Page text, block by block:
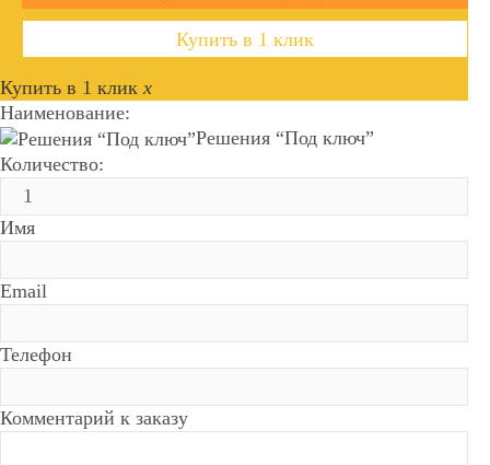
Купить в 1 клик
Купить в 1 клик x
Наименование:
Решения “Под ключ”
Количество:
Имя
Email
Телефон
Комментарий к заказу